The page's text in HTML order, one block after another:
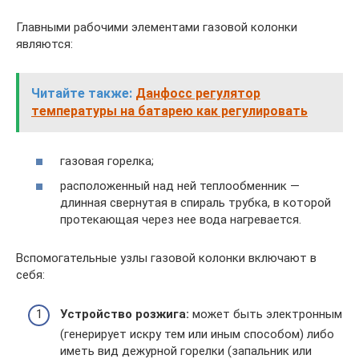
Главными рабочими элементами газовой колонки
являются:
Читайте также: Данфосс регулятор
температуры на батарею как регулировать
газовая горелка;
расположенный над ней теплообменник —
длинная свернутая в спираль трубка, в которой
протекающая через нее вода нагревается.
Вспомогательные узлы газовой колонки включают в
себя:
Устройство розжига: может быть электронным
(генерирует искру тем или иным способом) либо
иметь вид дежурной горелки (запальник или